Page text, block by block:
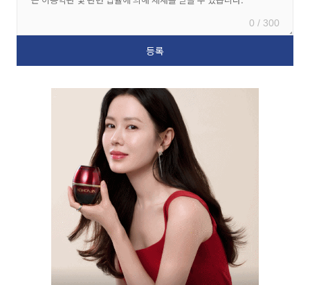
0 / 300